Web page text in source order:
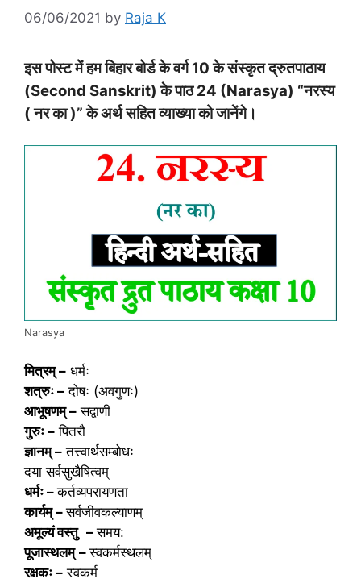
06/06/2021 by Raja K
इस पोस्‍ट में हम बिहार बोर्ड के वर्ग10के संस्कृत द्रुतपाठाय
(Second Sanskrit)के पाठ 24 (Narasya) “नरस्‍य
( नर का )” के अर्थ सहित व्‍याख्‍या को जानेंगे।
Narasya
मित्रम् – धर्मः
शत्रुः – दोषः (अवगुणः)
आभूषणम् – सद्वाणी
गुरुः – पितरौ
ज्ञानम् – तत्त्वार्थसम्बोधः
दया सर्वसुखैषित्वम्
धर्मः –कर्तव्यपरायणता
कार्यम् –सर्वजीवकल्याणम्
अमूल्यं वस्तु –समय:
पूजास्थलम् –स्वकर्मस्थलम्
रक्षकः – स्वकर्म